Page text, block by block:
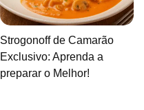
Strogonoff de Camarão
Exclusivo: Aprenda a
preparar o Melhor!